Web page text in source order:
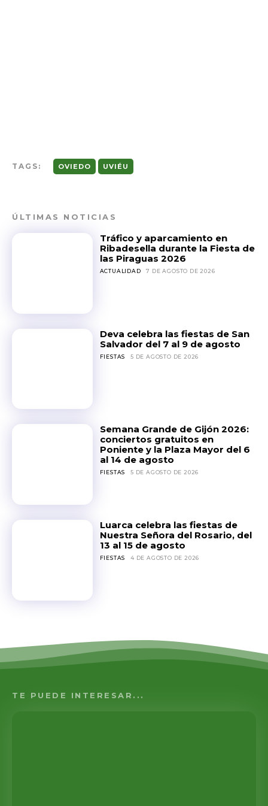
TAGS: OVIEDO UVIÉU
ÚLTIMAS NOTICIAS
Tráfico y aparcamiento en
Ribadesella durante la Fiesta de
las Piraguas 2026
ACTUALIDAD 7 DE AGOSTO DE 2026
Deva celebra las fiestas de San
Salvador del 7 al 9 de agosto
FIESTAS 5 DE AGOSTO DE 2026
Semana Grande de Gijón 2026:
conciertos gratuitos en
Poniente y la Plaza Mayor del 6
al 14 de agosto
FIESTAS 5 DE AGOSTO DE 2026
Luarca celebra las fiestas de
Nuestra Señora del Rosario, del
13 al 15 de agosto
FIESTAS 4 DE AGOSTO DE 2026
TE PUEDE INTERESAR...